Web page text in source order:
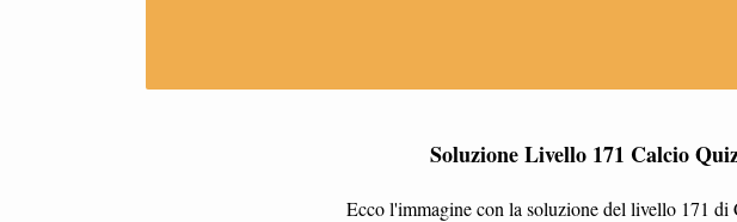
Soluzione Livello 171 Calcio
Ecco l'immagine con la soluzione del livello 171 di